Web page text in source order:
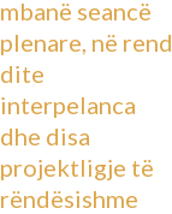
mbanë seancë
plenare, në rend
dite
interpelanca
dhe disa
projektligje të
rëndësishme